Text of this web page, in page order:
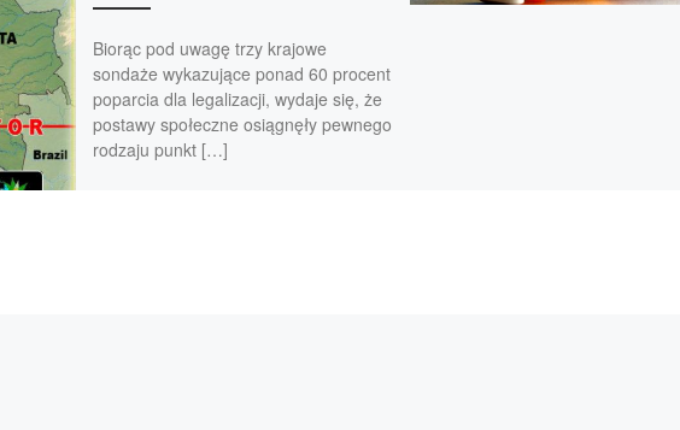
Biorąc pod uwagę trzy krajowe
sondaże wykazujące ponad 60 procent
poparcia dla legalizacji, wydaje się, że
postawy społeczne osiągnęły pewnego
rodzaju punkt […]